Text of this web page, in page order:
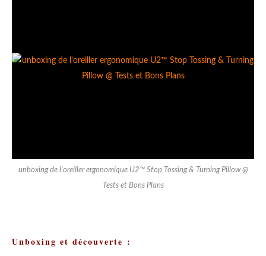
unboxing de l'oreiller ergonomique U2™ Stop Tossing & Turning Pillow @
Tests et Bons Plans
Unboxing et découverte :